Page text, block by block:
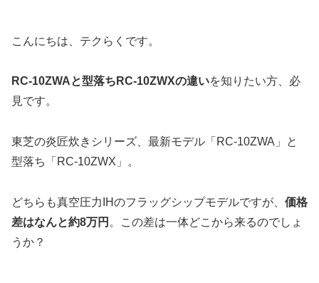
こんにちは、テクらくです。
RC-10ZWAと型落ちRC-10ZWXの違いを知りたい方、必
見です。
東芝の炎匠炊きシリーズ、最新モデル「RC-10ZWA」と
型落ち「RC-10ZWX」。
どちらも真空圧力IHのフラッグシップモデルですが、 価格
差はなんと約8万円 。この差は一体どこから来るのでしょ
うか？